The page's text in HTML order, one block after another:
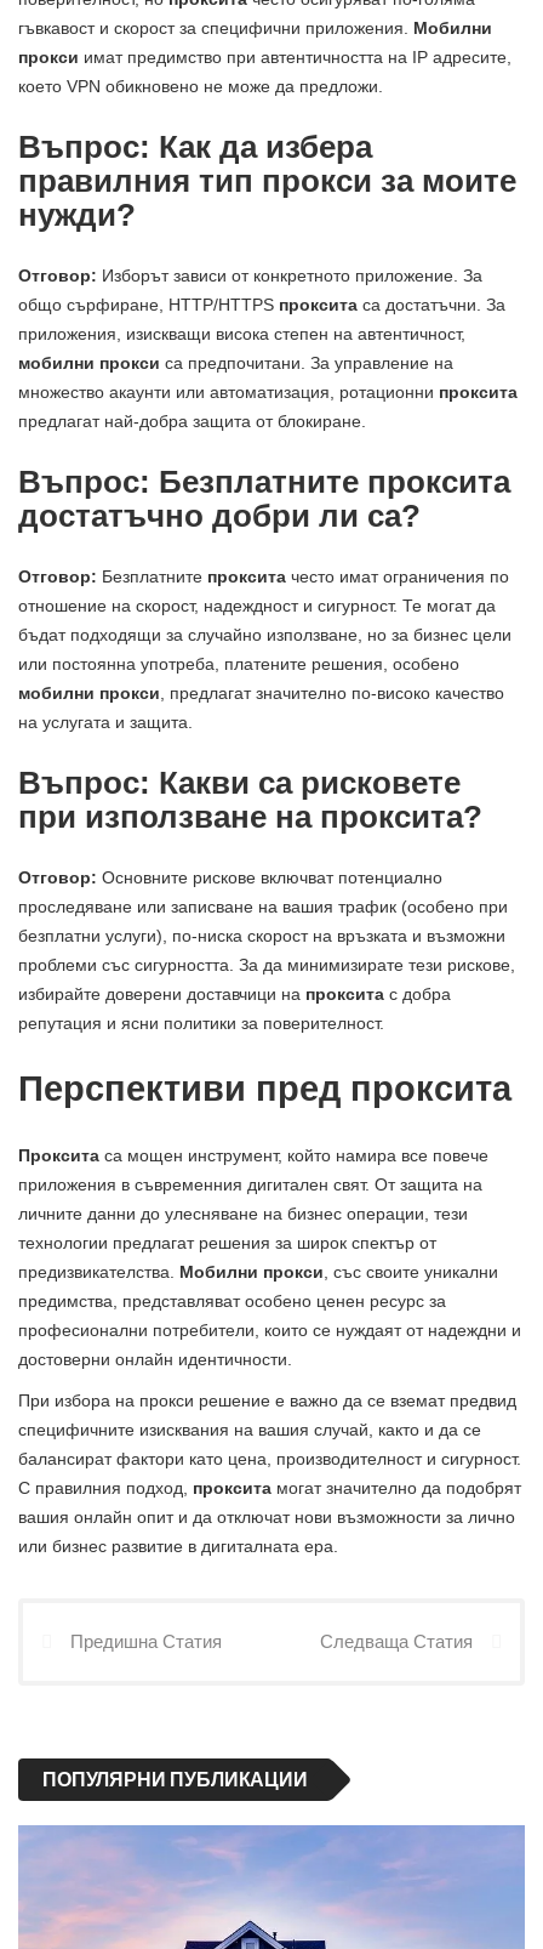
гъвкавост и скорост за специфични приложения. Мобилни
прокси имат предимство при автентичността на IP адресите,
което VPN обикновено не може да предложи.
Въпрос: Как да избера
правилния тип прокси за моите
нужди?
Отговор: Изборът зависи от конкретното приложение. За
общо сърфиране, HTTP/HTTPS проксита са достатъчни. За
приложения, изискващи висока степен на автентичност,
мобилни прокси са предпочитани. За управление на
множество акаунти или автоматизация, ротационни проксита
предлагат най-добра защита от блокиране.
Въпрос: Безплатните проксита
достатъчно добри ли са?
Отговор: Безплатните проксита често имат ограничения по
отношение на скорост, надеждност и сигурност. Те могат да
бъдат подходящи за случайно използване, но за бизнес цели
или постоянна употреба, платените решения, особено
мобилни прокси, предлагат значително по-високо качество
на услугата и защита.
Въпрос: Какви са рисковете
при използване на проксита?
Отговор: Основните рискове включват потенциално
проследяване или записване на вашия трафик (особено при
безплатни услуги), по-ниска скорост на връзката и възможни
проблеми със сигурността. За да минимизирате тези рискове,
избирайте доверени доставчици на проксита с добра
репутация и ясни политики за поверителност.
Перспективи пред проксита
Проксита са мощен инструмент, който намира все повече
приложения в съвременния дигитален свят. От защита на
личните данни до улесняване на бизнес операции, тези
технологии предлагат решения за широк спектър от
предизвикателства. Мобилни прокси, със своите уникални
предимства, представляват особено ценен ресурс за
професионални потребители, които се нуждаят от надеждни и
достоверни онлайн идентичности.
При избора на прокси решение е важно да се вземат предвид
специфичните изисквания на вашия случай, както и да се
балансират фактори като цена, производителност и сигурност.
С правилния подход, проксита могат значително да подобрят
вашия онлайн опит и да отключат нови възможности за лично
или бизнес развитие в дигиталната ера.
Предишна Статия Следваща Статия
ПОПУЛЯРНИ ПУБЛИКАЦИИ